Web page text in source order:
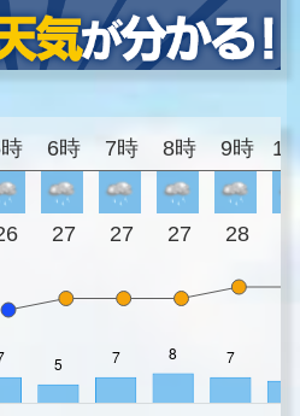
6時 7時 8時 9時
27 27 27 28